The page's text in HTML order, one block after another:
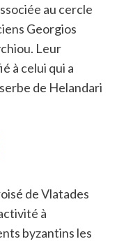
au cercle
Georgios
Leur
à celui qui a
de Helandari
de Vlatades
à
byzantins les